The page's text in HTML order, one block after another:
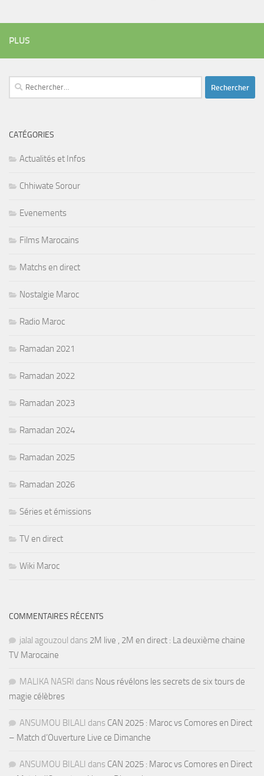
PLUS
Rechercher :
CATÉGORIES
Actualités et Infos
Chhiwate Sorour
Evenements
Films Marocains
Matchs en direct
Nostalgie Maroc
Radio Maroc
Ramadan 2021
Ramadan 2022
Ramadan 2023
Ramadan 2024
Ramadan 2025
Ramadan 2026
Séries et émissions
TV en direct
Wiki Maroc
COMMENTAIRES RÉCENTS
jalal agouzoul dans 2M live , 2M en direct : La deuxième chaine
TV Marocaine
MALIKA NASRI dans Nous révélons les secrets de six tours de
magie célèbres
ANSUMOU BILALI dans CAN 2025 : Maroc vs Comores en Direct
– Match d’Ouverture Live ce Dimanche
ANSUMOU BILALI dans CAN 2025 : Maroc vs Comores en Direct